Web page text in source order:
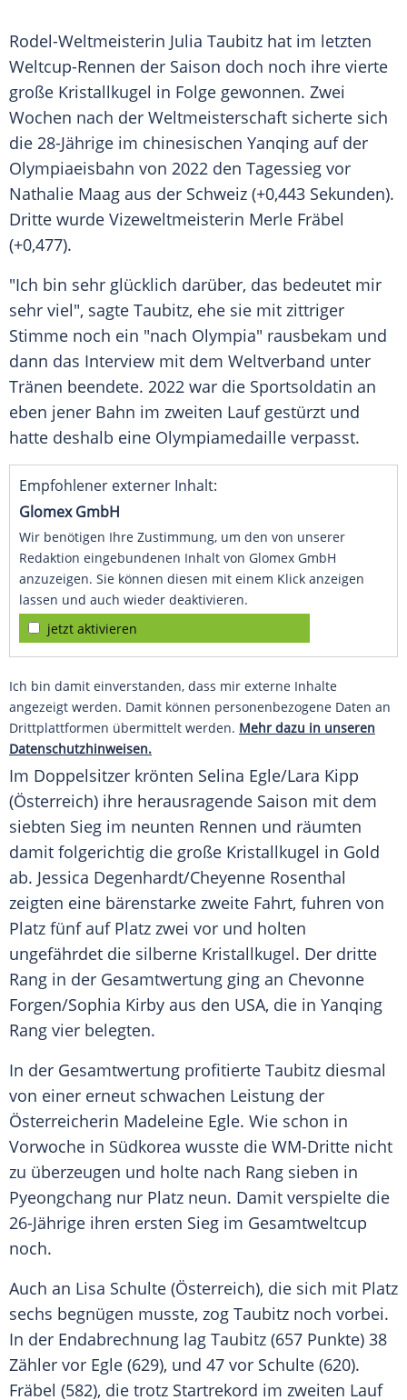
Rodel-Weltmeisterin Julia Taubitz hat im letzten
Weltcup-Rennen der Saison doch noch ihre vierte
große Kristallkugel in Folge gewonnen. Zwei
Wochen nach der Weltmeisterschaft sicherte sich
die 28-Jährige im chinesischen Yanqing auf der
Olympiaeisbahn von 2022 den Tagessieg vor
Nathalie Maag aus der Schweiz (+0,443 Sekunden).
Dritte wurde Vizeweltmeisterin Merle Fräbel
(+0,477).
"Ich bin sehr glücklich darüber, das bedeutet mir
sehr viel", sagte Taubitz, ehe sie mit zittriger
Stimme noch ein "nach Olympia" rausbekam und
dann das Interview mit dem Weltverband unter
Tränen beendete. 2022 war die Sportsoldatin an
eben jener Bahn im zweiten Lauf gestürzt und
hatte deshalb eine Olympiamedaille verpasst.
Empfohlener externer Inhalt:
Glomex GmbH
Wir benötigen Ihre Zustimmung, um den von unserer
Redaktion eingebundenen Inhalt von Glomex GmbH
anzuzeigen. Sie können diesen mit einem Klick anzeigen
lassen und auch wieder deaktivieren.
jetzt aktivieren
Ich bin damit einverstanden, dass mir externe Inhalte
angezeigt werden. Damit können personenbezogene Daten an
Drittplattformen übermittelt werden. Mehr dazu in unseren
Datenschutzhinweisen.
Im Doppelsitzer krönten Selina Egle/Lara Kipp
(Österreich) ihre herausragende Saison mit dem
siebten Sieg im neunten Rennen und räumten
damit folgerichtig die große Kristallkugel in Gold
ab. Jessica Degenhardt/Cheyenne Rosenthal
zeigten eine bärenstarke zweite Fahrt, fuhren von
Platz fünf auf Platz zwei vor und holten
ungefährdet die silberne Kristallkugel. Der dritte
Rang in der Gesamtwertung ging an Chevonne
Forgen/Sophia Kirby aus den USA, die in Yanqing
Rang vier belegten.
In der Gesamtwertung profitierte Taubitz diesmal
von einer erneut schwachen Leistung der
Österreicherin Madeleine Egle. Wie schon in
Vorwoche in Südkorea wusste die WM-Dritte nicht
zu überzeugen und holte nach Rang sieben in
Pyeongchang nur Platz neun. Damit verspielte die
26-Jährige ihren ersten Sieg im Gesamtweltcup
noch.
Auch an Lisa Schulte (Österreich), die sich mit Platz
sechs begnügen musste, zog Taubitz noch vorbei.
In der Endabrechnung lag Taubitz (657 Punkte) 38
Zähler vor Egle (629), und 47 vor Schulte (620).
Fräbel (582), die trotz Startrekord im zweiten Lauf